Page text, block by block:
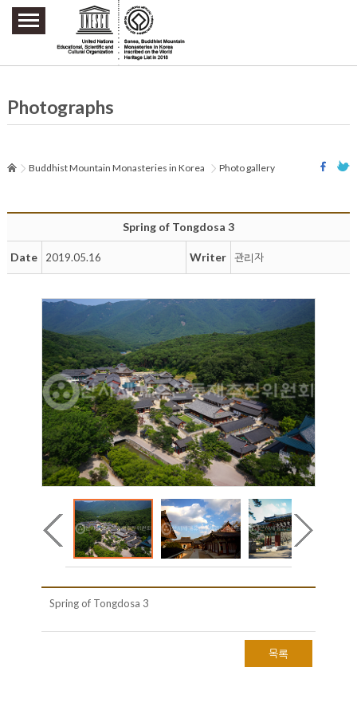
주요메뉴 바로가기
본문 바로가기
하단메뉴 바로가기
Photographs
Buddhist Mountain Monasteries in Korea Photo gallery
Spring of Tongdosa 3
Date 2019.05.16 Writer 관리자
Spring of Tongdosa 3
목록